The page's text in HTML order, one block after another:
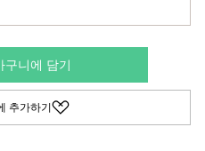
구니에 담기
추가하기